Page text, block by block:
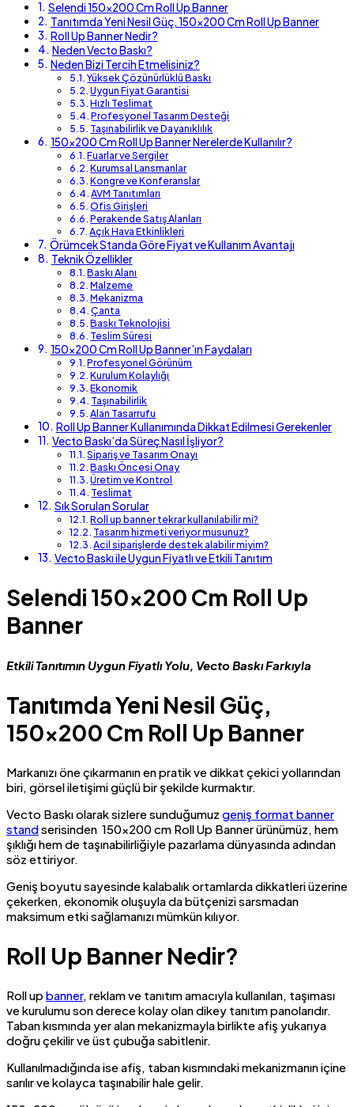
Selendi 150×200 Cm Roll Up Banner
Tanıtımda Yeni Nesil Güç, 150×200 Cm Roll Up Banner
Roll Up Banner Nedir?
Neden Vecto Baskı?
Neden Bizi Tercih Etmelisiniz?
Yüksek Çözünürlüklü Baskı
Uygun Fiyat Garantisi
Hızlı Teslimat
Profesyonel Tasarım Desteği
Taşınabilirlik ve Dayanıklılık
150×200 Cm Roll Up Banner Nerelerde Kullanılır?
Fuarlar ve Sergiler
Kurumsal Lansmanlar
Kongre ve Konferanslar
AVM Tanıtımları
Ofis Girişleri
Perakende Satış Alanları
Açık Hava Etkinlikleri
Örümcek Standa Göre Fiyat ve Kullanım Avantajı
Teknik Özellikler
Baskı Alanı
Malzeme
Mekanizma
Çanta
Baskı Teknolojisi
Teslim Süresi
150×200 Cm Roll Up Banner’ın Faydaları
Profesyonel Görünüm
Kurulum Kolaylığı
Ekonomik
Taşınabilirlik
Alan Tasarrufu
Roll Up Banner Kullanımında Dikkat Edilmesi Gerekenler
Vecto Baskı’da Süreç Nasıl İşliyor?
Sipariş ve Tasarım Onayı
Baskı Öncesi Onay
Üretim ve Kontrol
Teslimat
Sık Sorulan Sorular
Roll up banner tekrar kullanılabilir mi?
Tasarım hizmeti veriyor musunuz?
Acil siparişlerde destek alabilir miyim?
Vecto Baskı ile Uygun Fiyatlı ve Etkili Tanıtım
Selendi 150×200 Cm Roll Up
Banner
Etkili Tanıtımın Uygun Fiyatlı Yolu, Vecto Baskı Farkıyla
Tanıtımda Yeni Nesil Güç,
150×200 Cm Roll Up Banner
Markanızı öne çıkarmanın en pratik ve dikkat çekici yollarından
biri, görsel iletişimi güçlü bir şekilde kurmaktır.
Vecto Baskı olarak sizlere sunduğumuz geniş format banner
standserisinden 150×200 cm Roll Up Banner ürünümüz, hem
şıklığı hem de taşınabilirliğiyle pazarlama dünyasında adından
söz ettiriyor.
Geniş boyutu sayesinde kalabalık ortamlarda dikkatleri üzerine
çekerken, ekonomik oluşuyla da bütçenizi sarsmadan
maksimum etki sağlamanızı mümkün kılıyor.
Roll Up Banner Nedir?
Roll up banner, reklam ve tanıtım amacıyla kullanılan, taşıması
ve kurulumu son derece kolay olan dikey tanıtım panolarıdır.
Taban kısmında yer alan mekanizmayla birlikte afiş yukarıya
doğru çekilir ve üst çubuğa sabitlenir.
Kullanılmadığında ise afiş, taban kısmındaki mekanizmanın içine
sarılır ve kolayca taşınabilir hale gelir.